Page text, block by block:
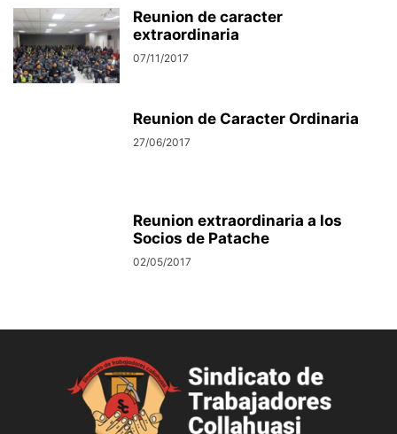
Reunion de caracter
extraordinaria
07/11/2017
Reunion de Caracter Ordinaria
27/06/2017
Reunion extraordinaria a los
Socios de Patache
02/05/2017